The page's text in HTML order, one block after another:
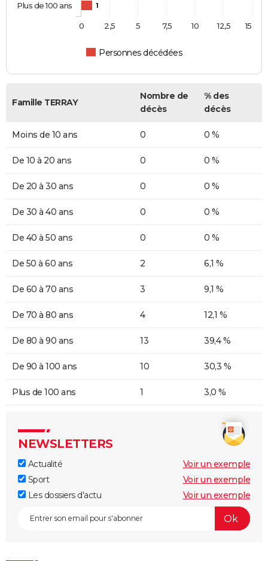
1
Personnes décédées
Plus de 100 ans
0 2,5 5 7,5 10 12,5 15
Famille TERRAY
Nombre de
décès
% des
décès
Moins de 10 ans 0 0 %
De 10 à 20 ans 0 0 %
De 20 à 30 ans 0 0 %
De 30 à 40 ans 0 0 %
De 40 à 50 ans 0 0 %
De 50 à 60 ans 2 6,1 %
De 60 à 70 ans 3 9,1 %
De 70 à 80 ans 4 12,1 %
De 80 à 90 ans 13 39,4 %
De 90 à 100 ans 10 30,3 %
Plus de 100 ans 1 3,0 %
NEWSLETTERS
Actualité
Voir un exemple
Sport
Voir un exemple
Les dossiers d'actu
Voir un exemple